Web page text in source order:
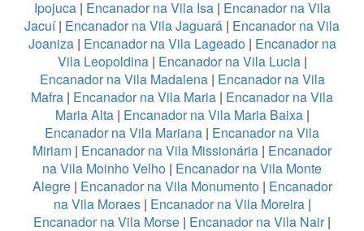
Ipojuca| Encanador na Vila Isa| Encanador na Vila
Jacuí| Encanador na Vila Jaguará | Encanador na Vila
Joaniza| Encanador na Vila Lageado| Encanador na
Vila Leopoldina| Encanador na Vila Lucia|
Encanador na Vila Madalena| Encanador na Vila
Mafra | Encanador na Vila Maria | Encanador na Vila
Maria Alta| Encanador na Vila Maria Baixa|
Encanador na Vila Mariana | Encanador na Vila
Miriam | Encanador na Vila Missionária | Encanador
na Vila Moinho Velho | Encanador na Vila Monte
Alegre| Encanador na Vila Monumento| Encanador
na Vila Moraes| Encanador na Vila Moreira|
Encanador na Vila Morse | Encanador na Vila Nair|